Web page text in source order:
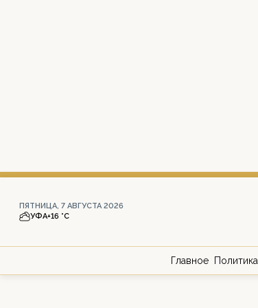
ПЯТНИЦА, 7 АВГУСТА 2026
УФА+16 °С
Главное Политика